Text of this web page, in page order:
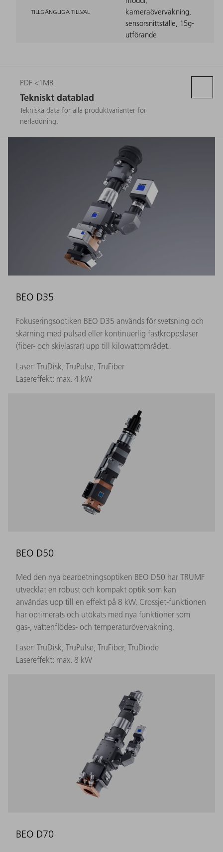
TILLGÄNGLIGA TILLVAL
kameraövervakning,
sensorsnittställe, 15g-
utförande
PDF <1MB
Tekniskt datablad
Tekniska data för alla produktvarianter för
nerladdning.
BEO D35
Fokuseringsoptiken BEO D35 används för svetsning och
skärning med pulsad eller kontinuerlig fastkroppslaser
(fiber- och skivlasrar) upp till kilowattområdet.
Laser: TruDisk, TruPulse, TruFiber
Lasereffekt: max. 4 kW
BEO D50
Med den nya bearbetningsoptiken BEO D50 har TRUMF
utvecklat en robust och kompakt optik som kan
användas upp till en effekt på 8 kW. Crossjet-funktionen
har optimerats och utökats med nya funktioner som
gas-, vattenflödes- och temperaturövervakning.
Laser: TruDisk, TruPulse, TruFiber, TruDiode
Lasereffekt: max. 8 kW
BEO D70